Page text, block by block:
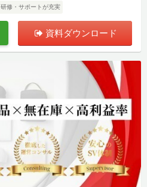
研修・サポートが充実
資料ダウンロード